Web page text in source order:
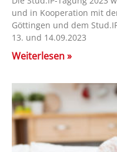
und in Kooperation mit
Göttingen und dem
13. und 14.09.2023
Weiterlesen »